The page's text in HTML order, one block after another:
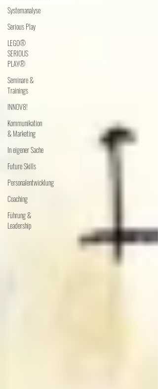
Systemanalyse
Serious Play
LEGO®
SERIOUS
PLAY®
Seminare &
Trainings
INNOV8!
Kommunikation
& Marketing
In eigener Sache
Future Skills
Personalentwicklung
Coaching
Führung &
Leadership